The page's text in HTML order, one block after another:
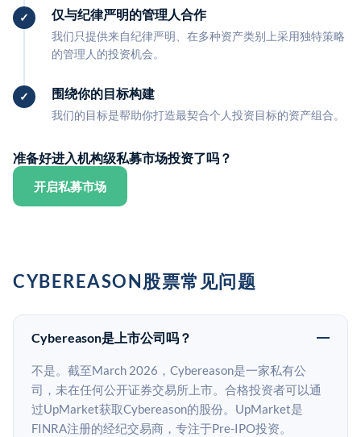
仅与纪律严明的管理人合作
我们只提供来自纪律严明、在多种资产类别上采用独特策略
的管理人的投资机会。
围绕你的目标构建
我们的目标是帮助你打造最契合个人投资目标的资产组合。
准备好进入机构级私募市场投资了吗？
开启私募市场
CYBEREASON股票常见问题
Cybereason是上市公司吗？
不是。截至March 2026，Cybereason是一家私有公
司，未在任何公开证券交易所上市。合格投资者可以通
过UpMarket获取Cybereason的股份。UpMarket是
FINRA注册的经纪交易商，专注于Pre-IPO投资。